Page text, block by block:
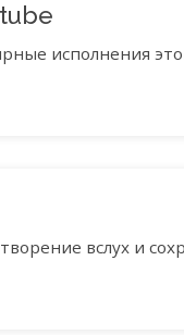
исполнения
вслух и